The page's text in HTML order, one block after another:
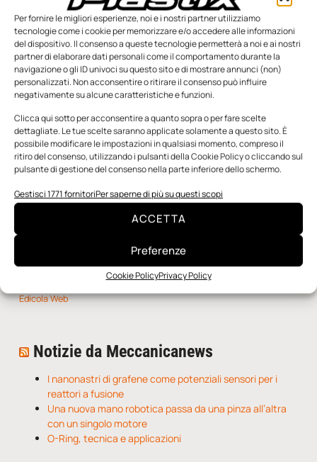
Per fornire le migliori esperienze, noi e i nostri partner utilizziamo
tecnologie come i cookie per memorizzare e/o accedere alle informazioni
del dispositivo. Il consenso a queste tecnologie permetterà a noi e ai nostri
partner di elaborare dati personali come il comportamento durante la
navigazione o gli ID univoci su questo sito e di mostrare annunci (non)
personalizzati. Non acconsentire o ritirare il consenso può influire
negativamente su alcune caratteristiche e funzioni.
Clicca qui sotto per acconsentire a quanto sopra o per fare scelte
dettagliate. Le tue scelte saranno applicate solamente a questo sito. È
possibile modificare le impostazioni in qualsiasi momento, compreso il
ritiro del consenso, utilizzando i pulsanti della Cookie Policy o cliccando sul
pulsante di gestione del consenso nella parte inferiore dello schermo.
Gestisci 1771 fornitoriPer saperne di più su questi scopi
ACCETTA
Preferenze
Cookie PolicyPrivacy Policy
A Mecspe quella della Piazza TMP è una presenza consueta,
ma in occasione dell’edizione 2026 della fiera l’Associazione
dei Tecnici delle Materie plastiche ha deciso
Redazione 20 Febbraio 2026
SFOGLIA LA RIVISTA
Edicola Web
Notizie da Meccanicanews
I nanonastri di grafene come potenziali sensori per i
reattori a fusione
Una nuova mano robotica passa da una pinza all’altra
con un singolo motore
O-Ring, tecnica e applicazioni